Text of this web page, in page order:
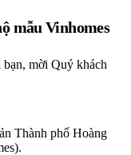
mẫu Vinhomes
mời Quý khách
Thành phố Hoàng